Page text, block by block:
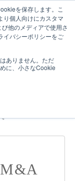
を保存します。こ
り個人向けにカスタマ
他のメディアで使用さ
イバシーポリシーをご
ありません。ただ
に、小さなCookie